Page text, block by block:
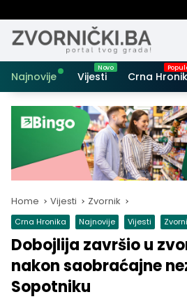
Najnovije Vijesti Crna
Home Vijesti Zvornik
Crna Hronika Najnovije Vijesti
Dobojlija završio u
nakon saobraćajne
Sopotniku